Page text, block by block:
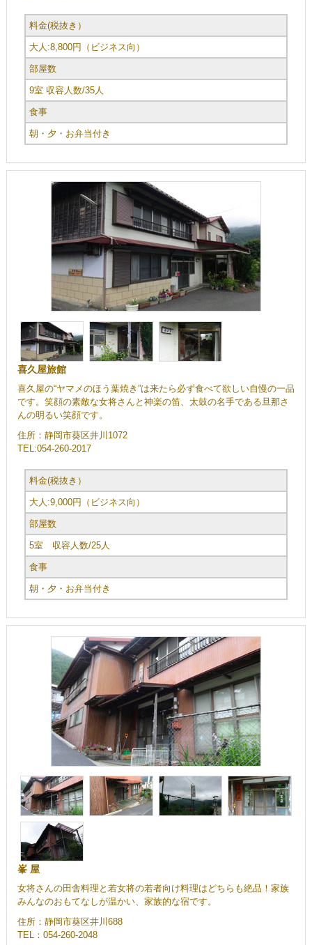
料金(税抜き）
大人:8,800円（ビジネス向）
部屋数
9室 収容人数/35人
食事
朝・夕・お弁当付き
喜久屋旅館
喜久屋の“ヤマメのほう葉焼き”は来たら必ず食べて欲しい自慢の一品
です。笑顔の素敵な女将さんと神楽の笛、太鼓の名手である旦那さ
んの明るい笑顔です。
住所：静岡市葵区井川1072
TEL:054-260-2017
料金(税抜き）
大人:9,000円（ビジネス向）
部屋数
5室 収容人数/25人
食事
朝・夕・お弁当付き
峯 屋
女将さんの田舎料理と若女将の若者向け料理はどちらも絶品！家族
みんなのおもてなしが温かい、家族的な宿です。
住所：静岡市葵区井川688
TEL：054-260-2048